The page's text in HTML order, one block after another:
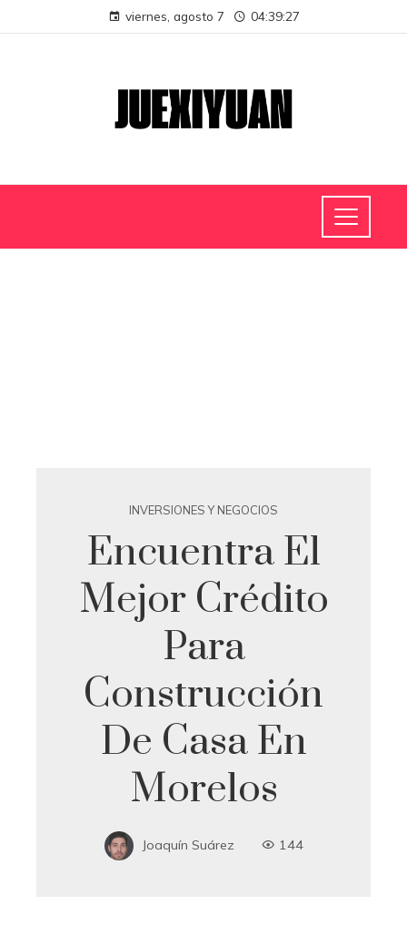
viernes, agosto 7 04:39:28
INVERSIONES Y NEGOCIOS
Encuentra El
Mejor Crédito
Para
Construcción
De Casa En
Morelos
Joaquín Suárez 144